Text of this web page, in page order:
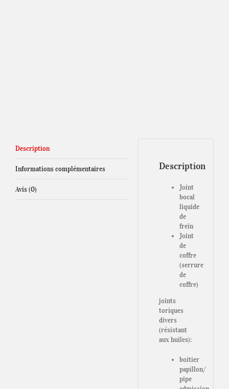
Description
Informations complémentaires
Avis (0)
Description
Joint
bocal
liquide
de
frein
Joint
de
coffre
(serrure
de
coffre)
joints
toriques
divers
(résistant
aux huiles):
boitier
papillon/
pipe